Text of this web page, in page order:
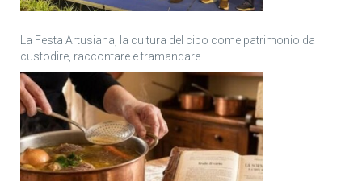
La Festa Artusiana, la cultura del cibo come patrimonio da
custodire, raccontare e tramandare